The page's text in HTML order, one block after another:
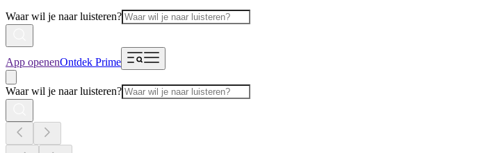
Waar wil je naar luisteren?
App openenOntdek Prime
Waar wil je naar luisteren?